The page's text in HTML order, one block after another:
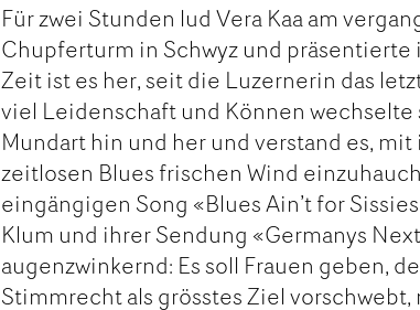
Für zwei Stunden lud Vera Kaa am
Chupferturm in Schwyz und präsentierte
Zeit ist es her, seit die Luzernerin das
viel Leidenschaft und Können wechselte
Mundart hin und her und verstand es,
zeitlosen Blues frischen Wind
eingängigen Song «Blues Ain’t for
Klum und ihrer Sendung «Germanys
augenzwinkernd: Es soll Frauen geben,
Stimmrecht als grösstes Ziel